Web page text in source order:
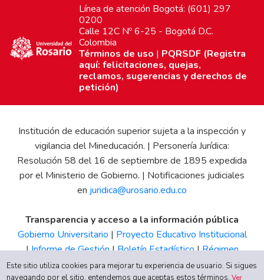
Línea de atención Bogotá: (601) 297
0200
Calle 12C Nº 6-25 - Bogotá D.C.
Colombia
Términos de uso | PQRSDF (Registra
aquí: felicitaciones, quejas,
reclamos, sugerencias y derechos de
petición)
Institución de educación superior sujeta a la inspección y
vigilancia del Mineducación. | Personería Jurídica:
Resolución 58 del 16 de septiembre de 1895 expedida
por el Ministerio de Gobierno. | Notificaciones judiciales
en juridica@urosario.edu.co
Transparencia y acceso a la información pública
Gobierno Universitario | Proyecto Educativo Institucional
|Informe de Gestión|Boletín Estadístico|Régimen
Tributario|Estados Financieros |Código de Ética| Canal
Este sitio utiliza cookies para mejorar tu experiencia de usuario. Si sigues
navegando por el sitio, entendemos que aceptas estos términos.Ver